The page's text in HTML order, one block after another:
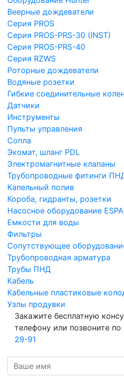
Веерные дождеватели
Серия PROS
Серия PROS-PRS-30 (INST)
Серия PROS-PRS-40
Серия RZWS
Роторные дождеватели
Водяные розетки
Гибкие соединительные
Датчики
Инструменты
Пульты управления
Сопла
Экомат, шланг PDL
Электромагнитные клапаны
Трубопроводные фитинги
Капельный полив
Короба, гидранты, розетки
Насосное оборудование ESPA
Емкости для воды
Фильтры
Сопутствующее
Трубопроводная арматура
Трубы ПНД
Кабель
Кабельные пластиковые
Узлы продувки
Закажите бесплатную
телефону или позвоните
29-91